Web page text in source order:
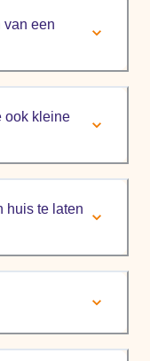
van een
ook kleine
huis te laten